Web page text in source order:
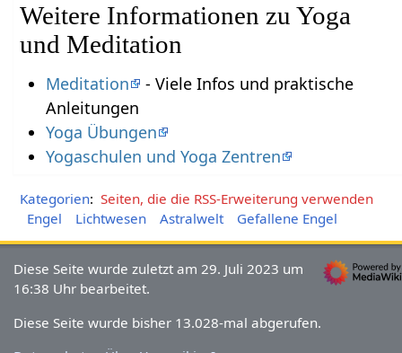
Weitere Informationen zu Yoga
und Meditation
Meditation
- Viele Infos und praktische
Anleitungen
Yoga Übungen
Yogaschulen und Yoga Zentren
Kategorien: Seiten, die die RSS-Erweiterung verwenden
Engel
Lichtwesen Astralwelt Gefallene Engel
Diese Seite wurde zuletzt am 29. Juli 2023 um
16:38 Uhr bearbeitet.
Diese Seite wurde bisher 13.028-mal abgerufen.